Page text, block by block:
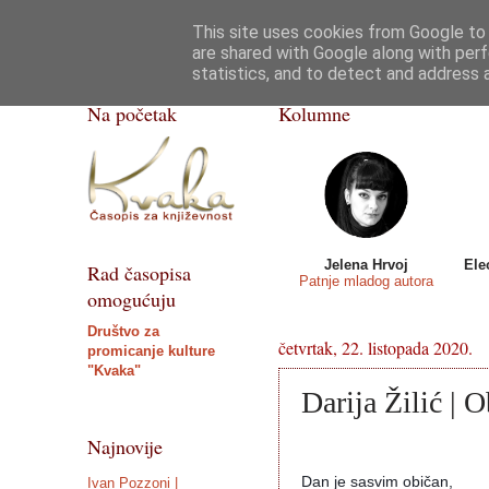
Poezija Priče, crtice
ISSN 2459-5632
Kolumne
Jelena Hrvoj
Patnje mladog autora
četvrtak, 22. listopada 2020.
Darija Žilić |
Dan je sasvim običan,
Na početak
Rad časopisa
omogućuju
Društvo za
promicanje kulture
"Kvaka"
Najnovije
Ivan Pozzoni |
This site uses cookies from Google
are shared with Google along with
statistics, and to detect and address